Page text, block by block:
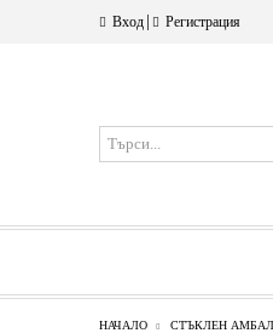
Вход Регистрация
НАЧАЛО СТЪКЛЕН